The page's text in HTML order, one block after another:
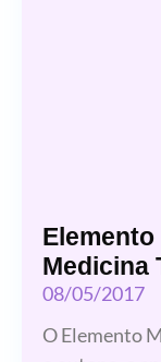
Elemento
Medicina
08/05/2017
O Elemento